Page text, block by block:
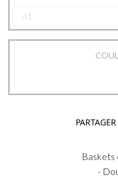
PARTAGER
Baskets
-